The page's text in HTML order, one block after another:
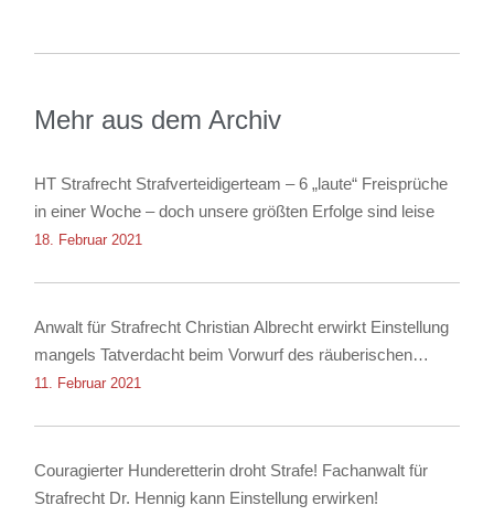
Mehr aus dem Archiv
HT Strafrecht Strafverteidigerteam – 6 „laute“ Freisprüche
in einer Woche – doch unsere größten Erfolge sind leise
18. Februar 2021
Anwalt für Strafrecht Christian Albrecht erwirkt Einstellung
mangels Tatverdacht beim Vorwurf des räuberischen
Diebstahls sowie der Körperverletzung
11. Februar 2021
Couragierter Hunderetterin droht Strafe! Fachanwalt für
Strafrecht Dr. Hennig kann Einstellung erwirken!